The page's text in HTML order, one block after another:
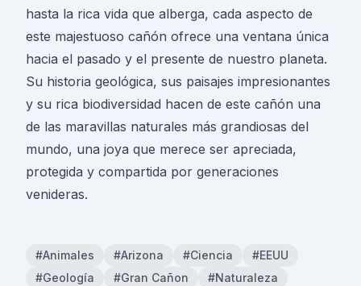
hasta la rica vida que alberga, cada aspecto de
este majestuoso cañón ofrece una ventana única
hacia el pasado y el presente de nuestro planeta.
Su historia geológica, sus paisajes impresionantes
y su rica biodiversidad hacen de este cañón una
de las maravillas naturales más grandiosas del
mundo, una joya que merece ser apreciada,
protegida y compartida por generaciones
venideras.
#Animales #Arizona #Ciencia
#EEUU
#Geología
#Gran Cañon
#Naturaleza